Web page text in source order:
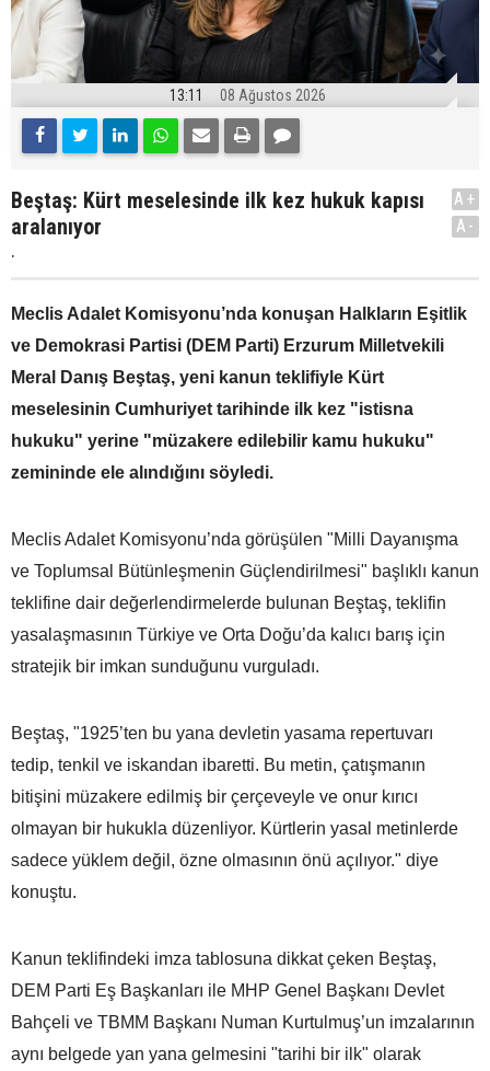
13:11 08 Ağustos 2026
Beştaş: Kürt meselesinde ilk kez hukuk kapısı
aralanıyor
.
A+
A-
Meclis Adalet Komisyonu’nda konuşan Halkların Eşitlik
ve Demokrasi Partisi (DEM Parti) Erzurum Milletvekili
Meral Danış Beştaş, yeni kanun teklifiyle Kürt
meselesinin Cumhuriyet tarihinde ilk kez "istisna
hukuku" yerine "müzakere edilebilir kamu hukuku"
zemininde ele alındığını söyledi.
Meclis Adalet Komisyonu’nda görüşülen "Milli Dayanışma
ve Toplumsal Bütünleşmenin Güçlendirilmesi" başlıklı kanun
teklifine dair değerlendirmelerde bulunan Beştaş, teklifin
yasalaşmasının Türkiye ve Orta Doğu’da kalıcı barış için
stratejik bir imkan sunduğunu vurguladı.
Beştaş, "1925’ten bu yana devletin yasama repertuvarı
tedip, tenkil ve iskandan ibaretti. Bu metin, çatışmanın
bitişini müzakere edilmiş bir çerçeveyle ve onur kırıcı
olmayan bir hukukla düzenliyor. Kürtlerin yasal metinlerde
sadece yüklem değil, özne olmasının önü açılıyor." diye
konuştu.
Kanun teklifindeki imza tablosuna dikkat çeken Beştaş,
DEM Parti Eş Başkanları ile MHP Genel Başkanı Devlet
Bahçeli ve TBMM Başkanı Numan Kurtulmuş’un imzalarının
aynı belgede yan yana gelmesini "tarihi bir ilk" olarak